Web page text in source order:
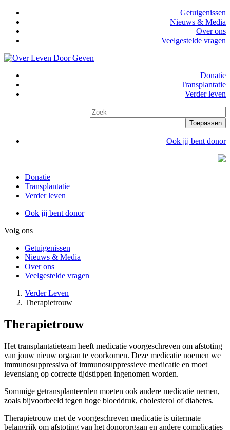
Overslaan
naar
gaan
Secundaire
navigatie
Getuigenissen
Nieuws & Media
Over ons
Veelgestelde vragen
Hoofdnavigatie
Donatie
Transplantatie
Verder leven
Ook jij bent donor
Hoofdnavigatie
Donatie
Transplantatie
Verder leven
Header
cta
Ook jij bent donor
Volg ons
Secundaire
navigatie
Getuigenissen
Nieuws & Media
Over ons
Veelgestelde vragen
Kruimelpad
Verder Leven
Therapietrouw
Therapietrouw
Het transplantatieteam heeft medicatie voorgeschreven om afstoting
van jouw nieuw orgaan te voorkomen. Deze medicatie noemen we
immunosuppressiva of immunosuppressieve medicatie en moet
levenslang op correcte tijdstippen ingenomen worden.
Sommige getransplanteerden moeten ook andere medicatie nemen,
zoals bijvoorbeeld tegen hoge bloeddruk, cholesterol of diabetes.
Therapietrouw met de voorgeschreven medicatie is uitermate
belangrijk om afstoting van het donororgaan en andere complicaties